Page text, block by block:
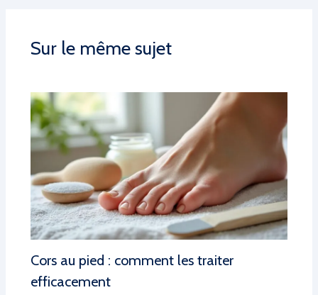
Sur le même sujet
Cors au pied : comment les traiter
efficacement